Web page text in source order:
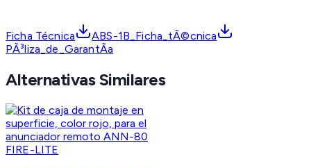
Ficha Técnica
ABS-1B_Ficha_tÃ©cnica
PÃ³liza_de_GarantÃ­a
Alternativas Similares
FIRE-LITE